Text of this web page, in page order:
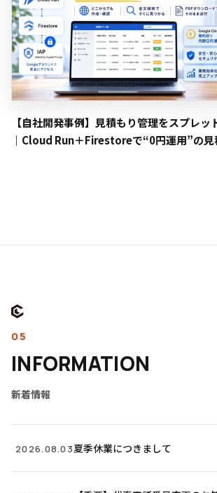
【自社開発事例】見積もり管理をスプレ
｜Cloud Run＋Firestoreで“0円運用”の見
05
INFORMATION
新着情報
2026.08.03夏季休業につきまして